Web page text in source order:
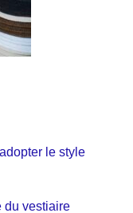
le style
du vestiaire